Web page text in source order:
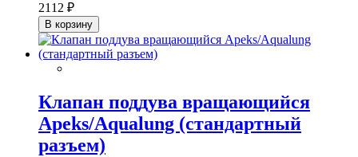
2112 ₽
В корзину
Клапан поддува вращающийся
Apeks/Aqualung (стандартный
разъем)